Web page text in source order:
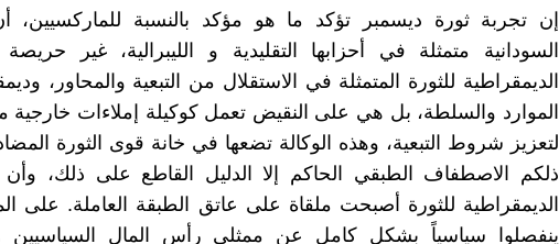
إن تجربة ثورة ديسمبر تؤكد ما هو مؤكد بالنسبة للماركسيين،
السودانية متمثلة في أحزابها التقليدية و الليبرالية، غير
الديمقراطية للثورة المتمثلة في الاستقلال من التبعية والمحاور،
الموارد والسلطة، بل هي على النقيض تعمل كوكيلة إملاءات خارجية
لتعزيز شروط التبعية، وهذه الوكالة تضعها في خانة قوى الثورة
ذلكم الاصطفاف الطبقي الحاكم إلا الدليل القاطع على ذلك، وأن
الديمقراطية للثورة أصبحت ملقاة على عاتق الطبقة العاملة. على
ينفصلوا سياسياً بشكل كامل عن ممثلي رأس المال السياسيين